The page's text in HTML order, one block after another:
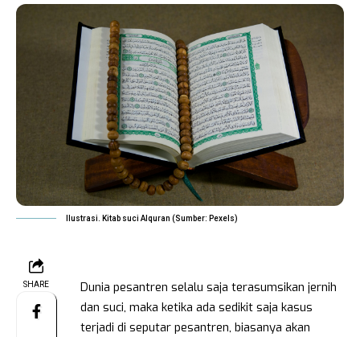
Ilustrasi. Kitab suci Alquran (Sumber: Pexels)
SHARE
Dunia pesantren selalu saja terasumsikan jernih
dan suci, maka ketika ada sedikit saja kasus
terjadi di seputar pesantren, biasanya akan